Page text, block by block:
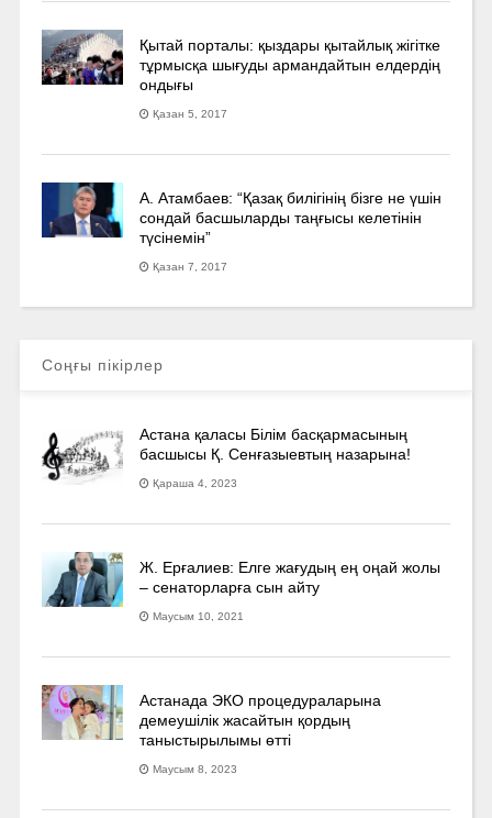
Қытай порталы: қыздары қытайлық жігітке
тұрмысқа шығуды армандайтын елдердің
ондығы
Қазан 5, 2017
А. Атамбаев: “Қазақ билігінің бізге не үшін
сондай басшыларды таңғысы келетінін
түсінемін”
Қазан 7, 2017
Соңғы пікірлер
Астана қаласы Білім басқармасының
басшысы Қ. Сенғазыевтың назарына!
Қараша 4, 2023
Ж. Ерғалиев: Елге жағудың ең оңай жолы
– сенаторларға сын айту
Маусым 10, 2021
Астанада ЭКО процедураларына
демеушілік жасайтын қордың
таныстырылымы өтті
Маусым 8, 2023